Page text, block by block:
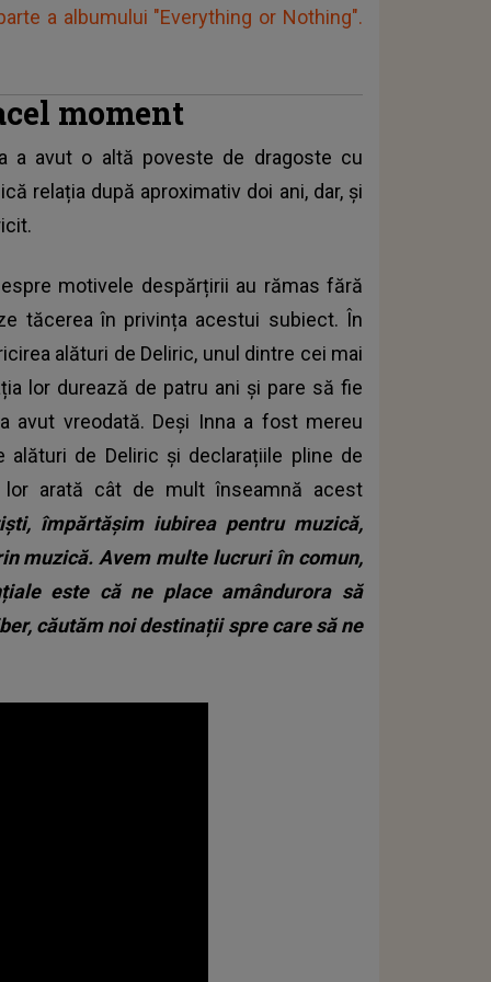
a albumului "Everything or Nothing".
moment
a avut o altă poveste de dragoste cu
relația după aproximativ doi ani, dar, și
motivele despărțirii au rămas fără
tăcerea în privința acestui subiect. În
alături de Deliric, unul dintre cei mai
lor durează de patru ani și pare să fie
avut vreodată. Deși Inna a fost mereu
de Deliric și declarațiile pline de
arată cât de mult înseamnă acest
împărtășim iubirea pentru muzică,
muzică. Avem multe lucruri în comun,
este că ne place amândurora să
căutăm noi destinații spre care să ne